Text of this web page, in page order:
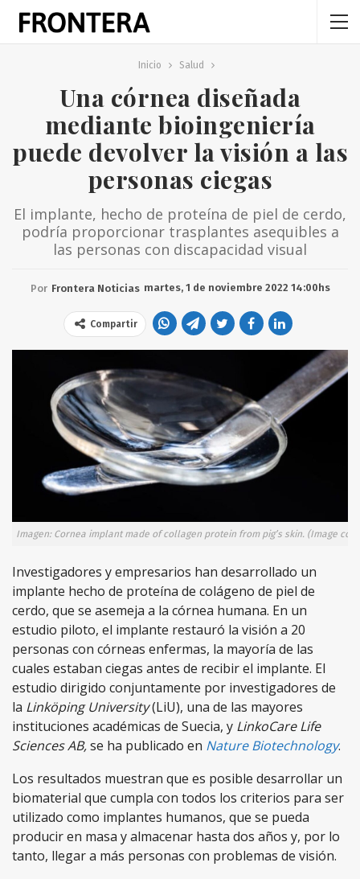
Inicio Salud
Una córnea diseñada
mediante bioingeniería
puede devolver la visión a las
personas ciegas
El implante, hecho de proteína de piel de cerdo,
podría proporcionar trasplantes asequibles a
las personas con discapacidad visual
Por Frontera Noticias martes, 1 de noviembre 2022 14:00hs
Compartir
Imagen: Cornea implant made of collagen protein from pig’s skin. (Image
Investigadores y empresarios han desarrollado un
implante hecho de proteína de colágeno de piel de
cerdo, que se asemeja a la córnea humana. En un
estudio piloto, el implante restauró la visión a 20
personas con córneas enfermas, la mayoría de las
cuales estaban ciegas antes de recibir el implante. El
estudio dirigido conjuntamente por investigadores de
la Linköping University(LiU), una de las mayores
instituciones académicas de Suecia, y LinkoCare Life
Sciences AB,se ha publicado en Nature Biotechnology.
Los resultados muestran que es posible desarrollar un
biomaterial que cumpla con todos los criterios para ser
utilizado como implantes humanos, que se pueda
producir en masa y almacenar hasta dos años y, por lo
tanto, llegar a más personas con problemas de visión.